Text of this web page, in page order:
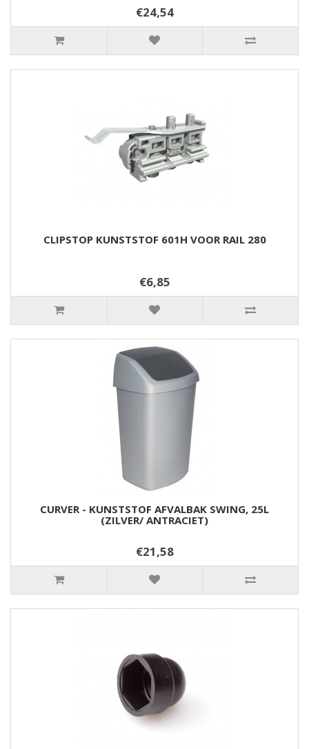
€24,54
CLIPSTOP KUNSTSTOF 601H VOOR RAIL 280
€6,85
CURVER - KUNSTSTOF AFVALBAK SWING, 25L
(ZILVER/ ANTRACIET)
€21,58